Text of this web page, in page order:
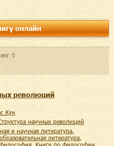
онлайн
5
революций
Кун
Структура научных революций
и научная литература,
литература,